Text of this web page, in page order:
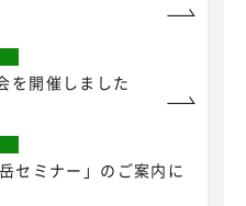
を開催しました
セミナー」のご案内に